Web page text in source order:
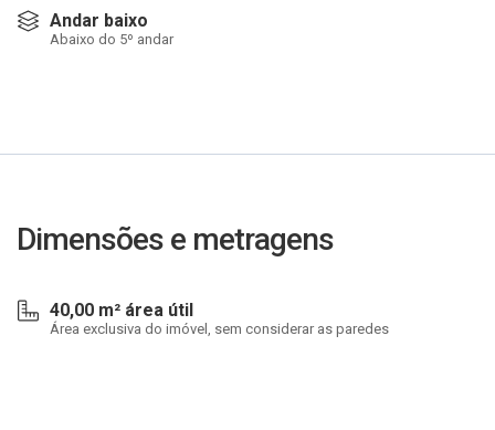
Andar baixo
Abaixo do 5º andar
Dimensões e metragens
40,00 m² área útil
Área exclusiva do imóvel, sem considerar as paredes